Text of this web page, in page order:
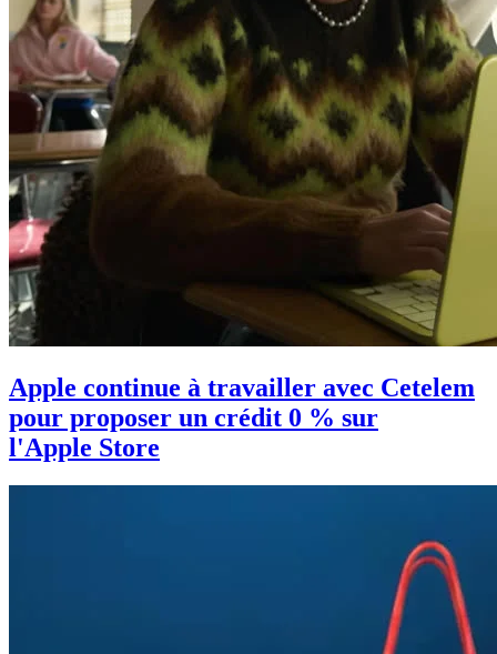
Apple continue à travailler avec Cetelem
pour proposer un crédit 0 % sur
l'Apple Store